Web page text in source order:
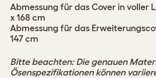
Abmessung für das Cover in voller
x 168 cm
Abmessung für das
147 cm
Bitte beachten: Die genauen
Ösenspezifikationen können